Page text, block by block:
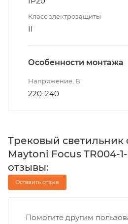
Класс электрозащиты
II
Особенности монтажа
Напряжение, В
220-240
Трековый
Maytoni Focus TR004-1-
отзывы:
Оставить отзыв
Помогите другим